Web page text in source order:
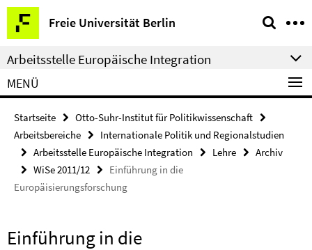
Springe
direkt
zu
Inhalt
Freie Universität Berlin
Service-
Navigation
Arbeitsstelle Europäische Integration
MENÜ
Startseite
Otto-Suhr-Institut für Politikwissenschaft
Arbeitsbereiche
Internationale Politik und Regionalstudien
Arbeitsstelle Europäische Integration
Lehre
Archiv
WiSe 2011/12
Einführung in die
Europäisierungsforschung
Einführung in die